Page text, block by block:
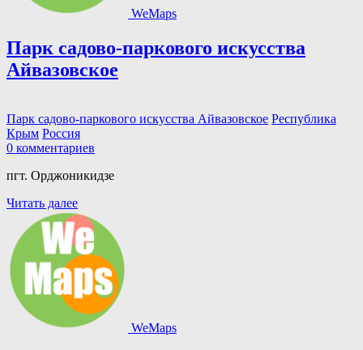
WeMaps
Парк садово-паркового искусства
Айвазовское
Парк садово-паркового искусства Айвазовское Республика
Крым Россия
0 комментариев
пгт. Орджоникидзе
Читать далее
WeMaps